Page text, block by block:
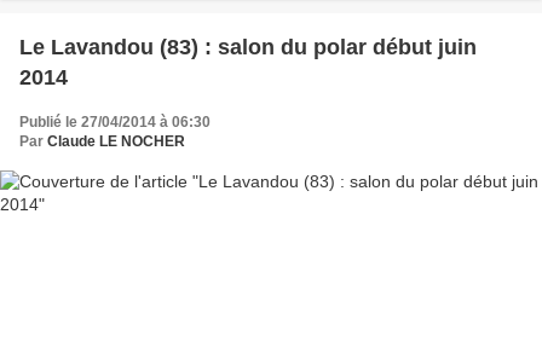
Le Lavandou (83) : salon du polar début juin
2014
Publié le 27/04/2014 à 06:30
Par Claude LE NOCHER